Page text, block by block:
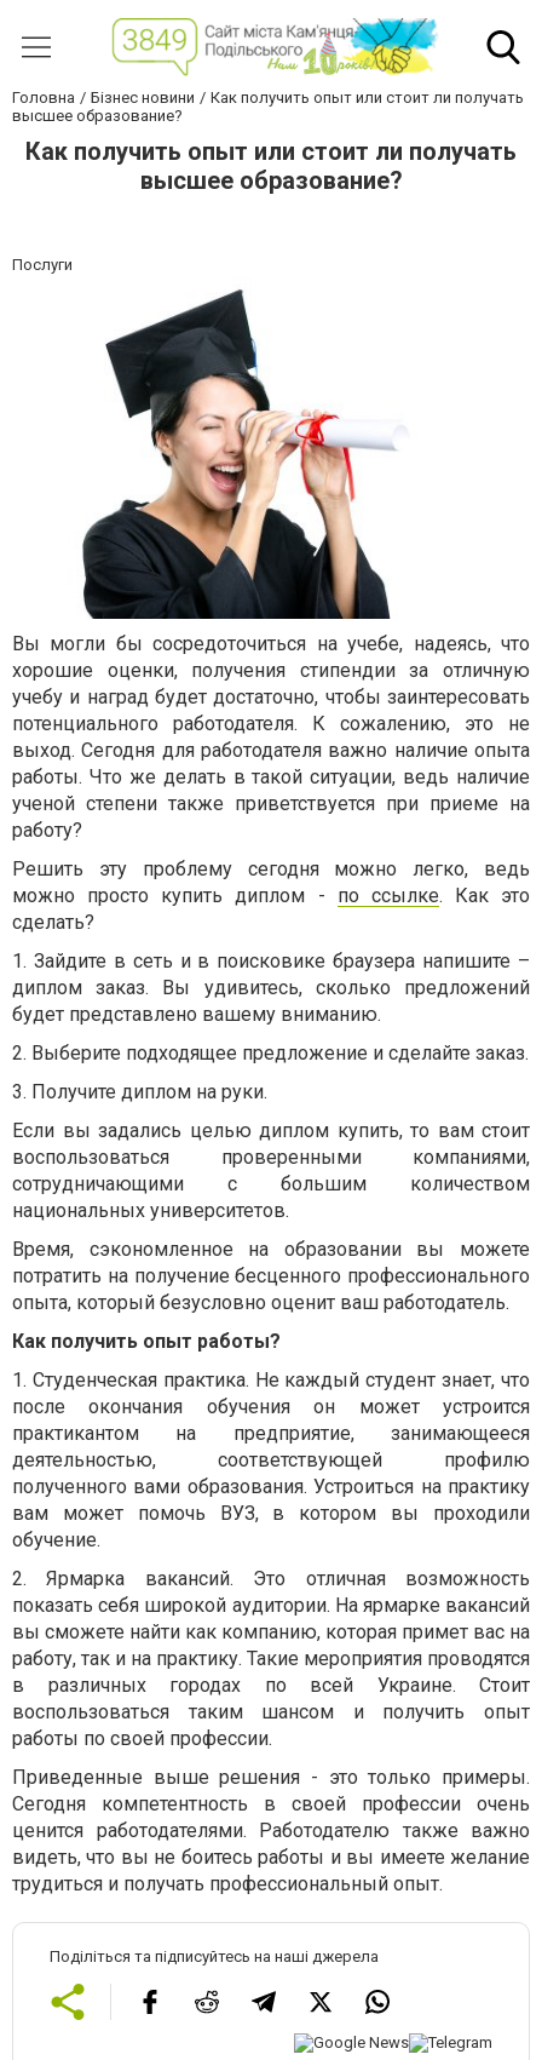
Головна Бізнес новини
Как получить опыт или стоит ли получать
высшее образование?
Как получить опыт или стоит ли получать
высшее образование?
Послуги
Вы могли бы сосредоточиться на учебе, надеясь, что
хорошие оценки, получения стипендии за отличную
учебу и наград будет достаточно, чтобы заинтересовать
потенциального работодателя. К сожалению, это не
выход. Сегодня для работодателя важно наличие опыта
работы. Что же делать в такой ситуации, ведь наличие
ученой степени также приветствуется при приеме на
работу?
Решить эту проблему сегодня можно легко, ведь
можно просто купить диплом - по ссылке. Как это
сделать?
1. Зайдите в сеть и в поисковике браузера напишите –
диплом заказ. Вы удивитесь, сколько предложений
будет представлено вашему вниманию.
2. Выберите подходящее предложение и сделайте заказ.
3. Получите диплом на руки.
Если вы задались целью диплом купить, то вам стоит
воспользоваться проверенными компаниями,
сотрудничающими с большим количеством
национальных университетов.
Время, сэкономленное на образовании вы можете
потратить на получение бесценного профессионального
опыта, который безусловно оценит ваш работодатель.
Как получить опыт работы?
1. Студенческая практика. Не каждый студент знает, что
после окончания обучения он может устроится
практикантом на предприятие, занимающееся
деятельностью, соответствующей профилю
полученного вами образования. Устроиться на практику
вам может помочь ВУЗ, в котором вы проходили
обучение.
2. Ярмарка вакансий. Это отличная возможность
показать себя широкой аудитории. На ярмарке вакансий
вы сможете найти как компанию, которая примет вас на
работу, так и на практику. Такие мероприятия проводятся
в различных городах по всей Украине. Стоит
воспользоваться таким шансом и получить опыт
работы по своей профессии.
Приведенные выше решения - это только примеры.
Сегодня компетентность в своей профессии очень
ценится работодателями. Работодателю также важно
видеть, что вы не боитесь работы и вы имеете желание
трудиться и получать профессиональный опыт.
Поділіться та підписуйтесь на наші джерела